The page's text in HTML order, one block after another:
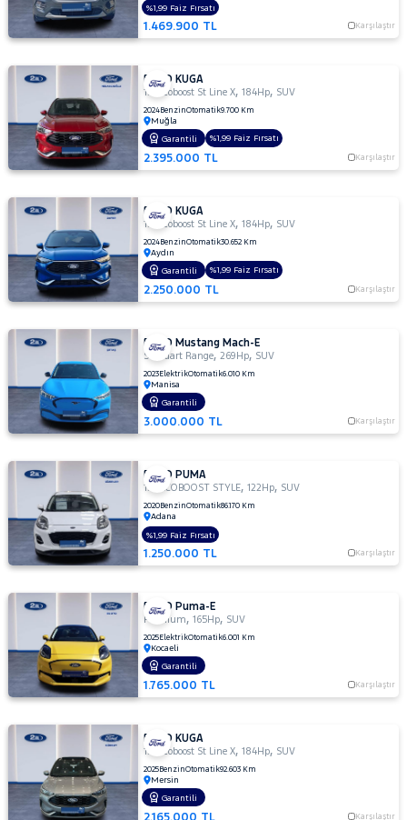
1.469.900 TL Karşılaştır
%1,99 Faiz Fırsatı
FORD KUGA
1.5 Ecoboost St Line X,184Hp, SUV
2024BenzinOtomatik9.700 Km
Muğla
2.395.000 TL Karşılaştır
Garantili %1,99 Faiz Fırsatı
FORD KUGA
1.5 Ecoboost St Line X,184Hp, SUV
2024BenzinOtomatik30.652 Km
Aydın
2.250.000 TL Karşılaştır
Garantili %1,99 Faiz Fırsatı
FORD Mustang Mach-E
Standart Range,269Hp, SUV
2023ElektrikOtomatik6.010 Km
Manisa
3.000.000 TL Karşılaştır
Garantili
FORD PUMA
1.0 ECOBOOST STYLE,122Hp, SUV
2020BenzinOtomatik86.170 Km
Adana
1.250.000 TL Karşılaştır
%1,99 Faiz Fırsatı
FORD Puma-E
Premium,165Hp, SUV
2025ElektrikOtomatik6.001 Km
Kocaeli
1.765.000 TL Karşılaştır
Garantili
FORD KUGA
1.5 Ecoboost St Line X,184Hp, SUV
2025BenzinOtomatik92.603 Km
Mersin
Karşılaştır
Garantili